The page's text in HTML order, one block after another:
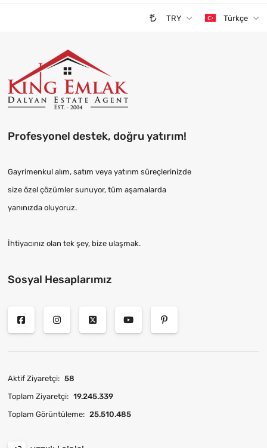
TRY Türkçe
Profesyonel destek, doğru yatırım!
Gayrimenkul alım, satım veya yatırım süreçlerinizde
size özel çözümler sunuyor, tüm aşamalarda
yanınızda oluyoruz.
İhtiyacınız olan tek şey, bize ulaşmak.
Sosyal Hesaplarımız
Aktif Ziyaretçi: 58
Toplam Ziyaretçi: 19.245.339
Toplam Görüntüleme: 25.510.485